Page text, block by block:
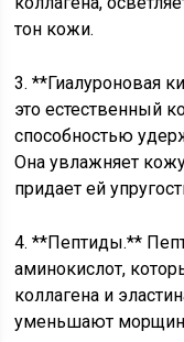
тон кожи.
3. **Гиалуроновая
это естественный
способностью
Она увлажняет
придает ей
4. **Пептиды.**
аминокислот,
коллагена и
уменьшают